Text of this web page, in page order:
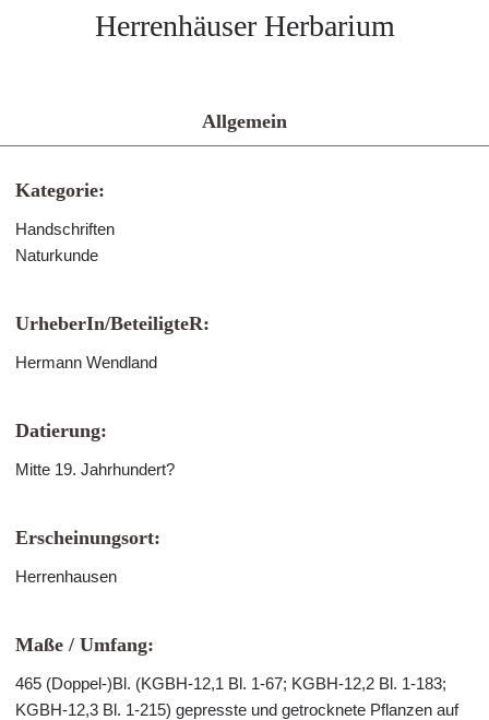
Herrenhäuser Herbarium
Allgemein
Kategorie:
Handschriften
Naturkunde
UrheberIn/BeteiligteR:
Hermann Wendland
Datierung:
Mitte 19. Jahrhundert?
Erscheinungsort:
Herrenhausen
Maße / Umfang:
465 (Doppel-)Bl. (KGBH-12,1 Bl. 1-67; KGBH-12,2 Bl. 1-183;
KGBH-12,3 Bl. 1-215) gepresste und getrocknete Pflanzen auf